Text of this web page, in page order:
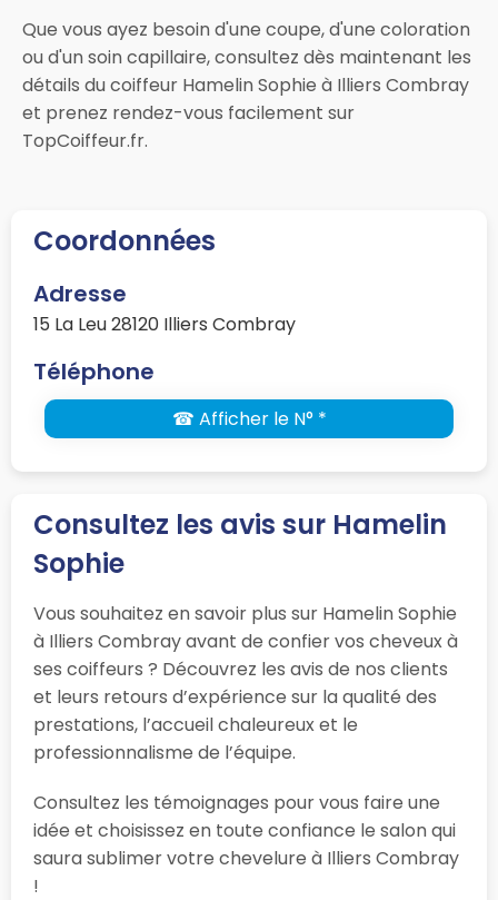
Que vous ayez besoin d'une coupe, d'une coloration
ou d'un soin capillaire, consultez dès maintenant les
détails du coiffeur Hamelin Sophie à Illiers Combray
et prenez rendez-vous facilement sur
TopCoiffeur.fr.
Coordonnées
Adresse
15 La Leu 28120 Illiers Combray
Téléphone
☎ Afficher le N° *
Consultez les avis sur Hamelin
Sophie
Vous souhaitez en savoir plus sur Hamelin Sophie
à Illiers Combray avant de confier vos cheveux à
ses coiffeurs ? Découvrez les avis de nos clients
et leurs retours d’expérience sur la qualité des
prestations, l’accueil chaleureux et le
professionnalisme de l’équipe.
Consultez les témoignages pour vous faire une
idée et choisissez en toute confiance le salon qui
saura sublimer votre chevelure à Illiers Combray
!